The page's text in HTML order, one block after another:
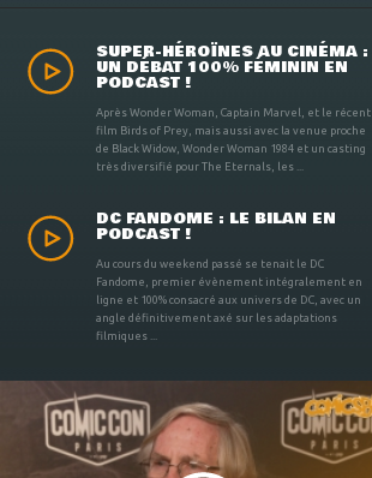
SUPER-HÉROÏNES AU CINÉMA :
UN DÉBAT 100% FÉMININ EN
PODCAST !
Après Wonder Woman, Captain Marvel, et le récent
film Birds of Prey, mais aussi avec la venue proche
de Black Widow, Wonder Woman 1984 et un casting
très diversifié pour The Eternals, les ...
DC FANDOME : LE BILAN EN
PODCAST !
Au cours du weekend passé se tenait le DC
Fandome, premier évènement intégralement en
ligne et 100% consacré aux univers de DC, avec un
angle définitivement axé sur les adaptations
filmiques ...